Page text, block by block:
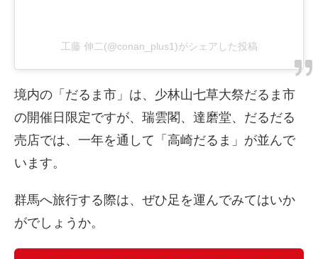
工藤 伸二(@conan_plus1)がシェアした投稿
境内の「だるま市」は、少林山七草大祭だるま市
の開催日限定ですが、瑞雲閣、達磨堂、だるだる
売店では、一年を通して「高崎だるま」が並んで
います。
群馬へ旅行する際は、ぜひ足を運んでみてはいか
がでしょうか。